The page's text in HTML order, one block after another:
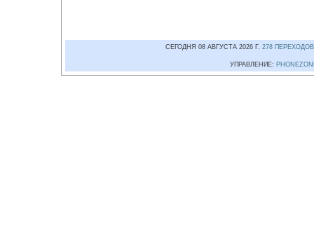
СЕГОДНЯ 08 АВГУСТА 2026 Г. 278 ПЕРЕХОДОВ
УПРАВЛЕНИЕ: